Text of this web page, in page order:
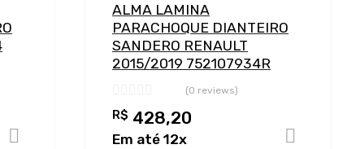
Adicionar ao carrinho
ALMA LAMINA
PARACHOQUE DIANTEIRO
SANDERO RENAULT
2015/2019 752107934R
(0 reviews)
R$ 428,20
Em até 12x